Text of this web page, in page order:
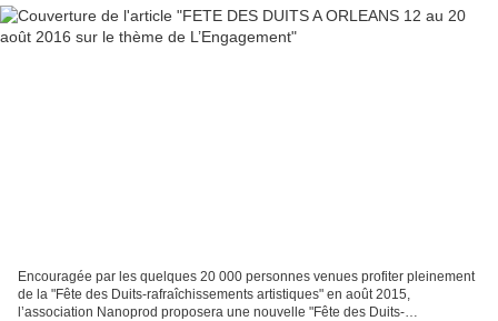
Encouragée par les quelques 20 000 personnes venues profiter pleinement
de la "Fête des Duits-rafraîchissements artistiques" en août 2015,
l’association Nanoprod proposera une nouvelle "Fête des Duits-